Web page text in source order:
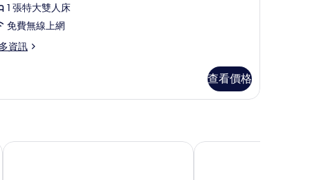
1 張特大雙人床
免費無線上網
資訊
查看價格
J 住宅飯店 芭堤雅維斯塔飯店